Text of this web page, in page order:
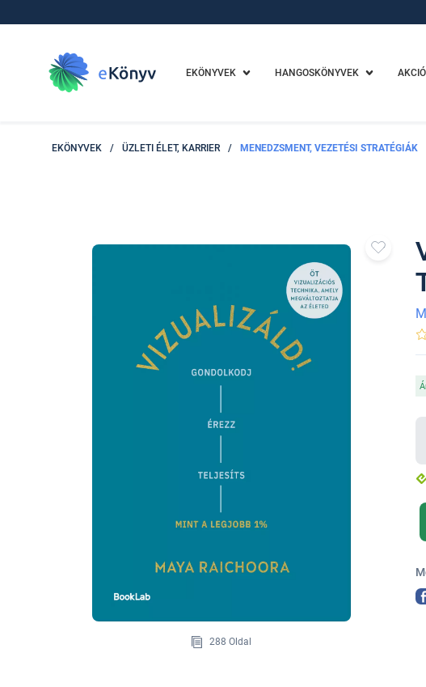
EKÖNYVEK HANGOSKÖNYVEK
EKÖNYVEK / ÜZLETI ÉLET, KARRIER / MENEDZSMENT, VEZETÉSI STRATÉGIÁK
288 Oldal